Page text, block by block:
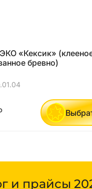
«Кексик»
бревно)
и прайсы